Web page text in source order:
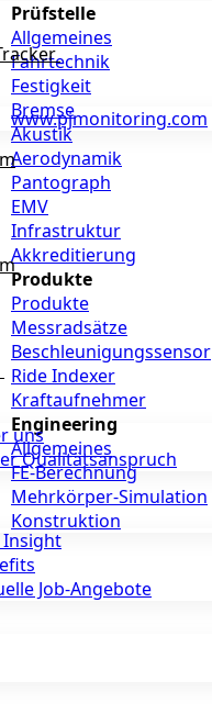
Prüfstelle
Allgemeines
Fahrtechnik
Festigkeit
Bremse
Akustik
Aerodynamik
Pantograph
EMV
Infrastruktur
Akkreditierung
Produkte
Produkte
Messradsätze
Beschleunigungssensor
Ride Indexer
Kraftaufnehmer
Engineering
Allgemeines
FE-Berechnung
Mehrkörper-Simulation
Konstruktion
www.pjmonitoring.com
uns
Qualitätsanspruch
Insight
Job-Angebote